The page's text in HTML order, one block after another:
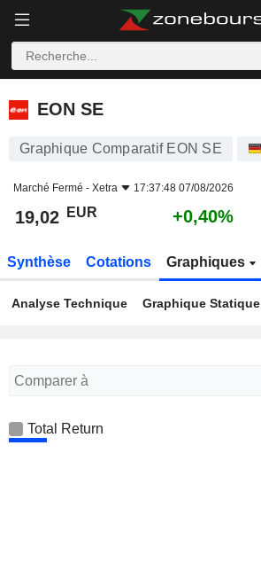
EON SE
EON SE
Graphique Comparatif EON SE
Marché Fermé - Xetra 17:37:48 07/08/2026
19,02 EUR +0,40%
Synthèse Cotations Graphiques
Analyse Technique Graphique Statique
Total Return